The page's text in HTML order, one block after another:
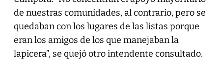
de nuestras comunidades, al contrario, pero se
quedaban con los lugares de las listas porque
eran los amigos de los que manejaban la
lapicera”, se quejó otro intendente consultado.